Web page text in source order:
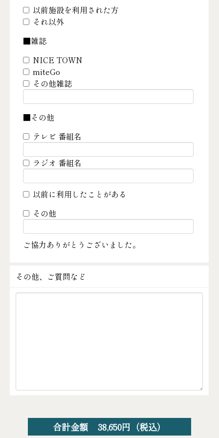
以前施設を利用された方
それ以外
■雑誌
NICE TOWN
miteGo
その他雑誌
■その他
テレビ 番組名
ラジオ 番組名
以前に利用したことがある
その他
ご協力ありがとうございました。
その他、ご質問など
合計金額 38,650円（税込）